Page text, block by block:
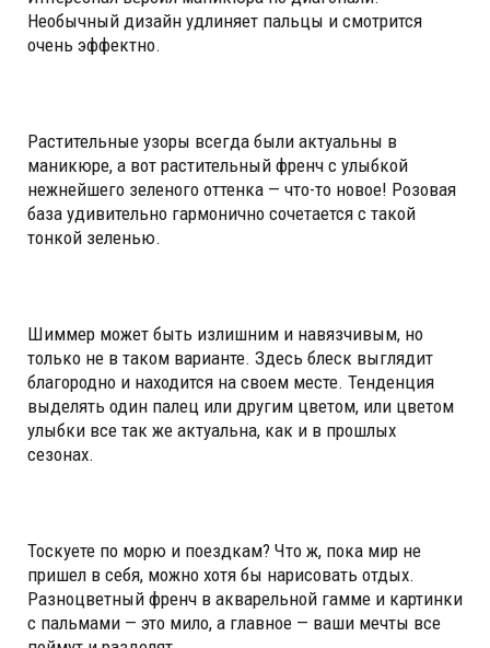
Необычный дизайн удлиняет пальцы и смотрится
очень эффектно.
Растительные узоры всегда были актуальны в
маникюре, а вот растительный френч с улыбкой
нежнейшего зеленого оттенка — что-то новое! Розовая
база удивительно гармонично сочетается с такой
тонкой зеленью.
Шиммер может быть излишним и навязчивым, но
только не в таком варианте. Здесь блеск выглядит
благородно и находится на своем месте. Тенденция
выделять один палец или другим цветом, или цветом
улыбки все так же актуальна, как и в прошлых
сезонах.
Тоскуете по морю и поездкам? Что ж, пока мир не
пришел в себя, можно хотя бы нарисовать отдых.
Разноцветный френч в акварельной гамме и картинки
с пальмами — это мило, а главное — ваши мечты все